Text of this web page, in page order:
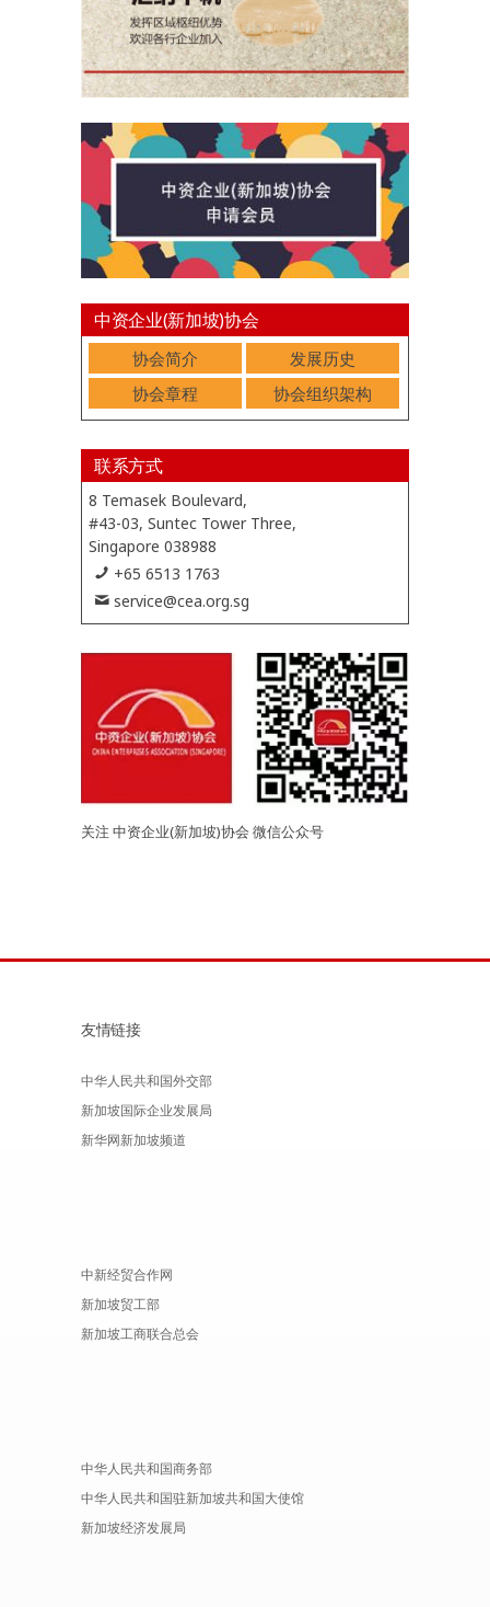
中资企业(新加坡)协会
协会简介
发展历史
协会章程
协会组织架构
联系方式
8 Temasek Boulevard,
#43-03, Suntec Tower Three,
Singapore 038988
+65 6513 1763
service@cea.org.sg
关注 中资企业(新加坡)协会 微信公众号
友情链接
中华人民共和国外交部
新加坡国际企业发展局
新华网新加坡频道
中新经贸合作网
新加坡贸工部
新加坡工商联合总会
中华人民共和国商务部
中华人民共和国驻新加坡共和国大使馆
新加坡经济发展局